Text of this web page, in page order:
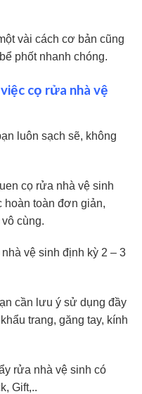
vài cách cơ bản cũng
phốt nhanh chóng.
cọ rửa nhà vệ
luôn sạch sẽ, không
cọ rửa nhà vệ sinh
hoàn toàn đơn giản,
cùng.
vệ sinh định kỳ 2 – 3
cần lưu ý sử dụng đầy
trang, găng tay, kính
rửa nhà vệ sinh có
Gift,..